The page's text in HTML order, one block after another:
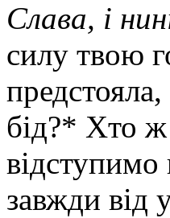
Слава, і
силу твою
бід?* Хто
відступимо
завжди від